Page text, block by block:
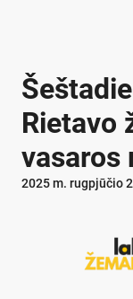
Rietavo
vasaros
2025 m. rugpjūčio